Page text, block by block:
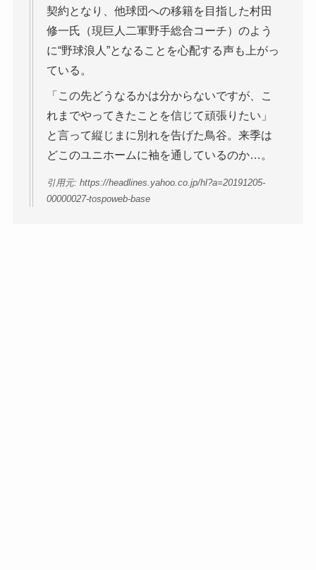
契約となり、他球団への移籍を目指した村田
修一氏（現巨人二軍野手総合コーチ）のよう
に“野球浪人”となることを心配する声も上がっ
ている。
「この先どうなるかは分からないですが、こ
れまでやってきたことを信じて頑張りたい」
と言って縦じまに別れを告げた鳥谷。来季は
どこのユニホームに袖を通しているのか…。
引用元: https://headlines.yahoo.co.jp/hl?a=20191205-
00000027-tospoweb-base